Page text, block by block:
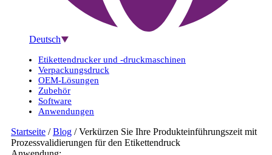
Deutsch
Etikettendrucker und -druckmaschinen
Verpackungsdruck
OEM-Lösungen
Zubehör
Software
Anwendungen
Startseite /Blog /Verkürzen Sie Ihre Produkteinführungszeit mit
Prozessvalidierungen für den Etikettendruck